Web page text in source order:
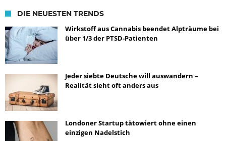
DIE NEUESTEN TRENDS
Wirkstoff aus Cannabis beendet Alpträume bei
über 1/3 der PTSD-Patienten
Jeder siebte Deutsche will auswandern –
Realität sieht oft anders aus
Londoner Startup tätowiert ohne einen
einzigen Nadelstich